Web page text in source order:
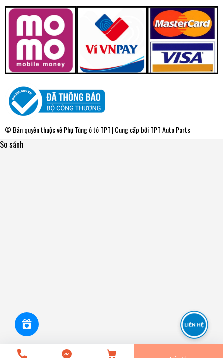
© Bản quyền thuộc vềPhụ Tùng ô tô TPT | Cung cấp bởiTPT Auto Parts
So sánh
Tiến Hành Thanh Toán